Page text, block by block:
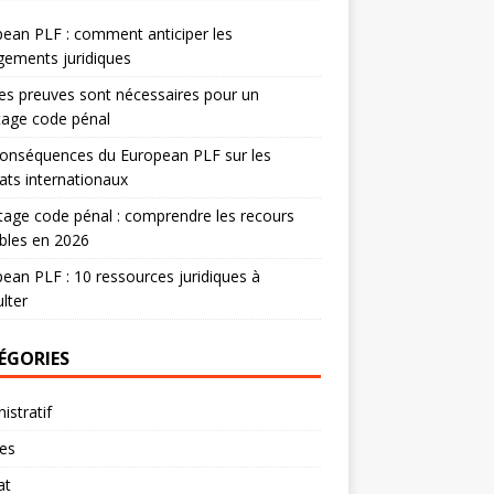
PLF : comment anticiper les
juridiques
preuves sont nécessaires pour un
code pénal
du European PLF sur les
internationaux
code pénal : comprendre les recours
en 2026
PLF : 10 ressources juridiques à